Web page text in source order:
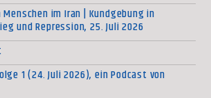
im Iran | Kundgebung in
und Repression, 25. Juli 2026
1 (24. Juli 2026), ein Podcast von